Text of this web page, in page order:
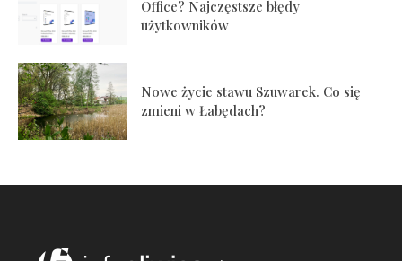
Office? Najczęstsze błędy
użytkowników
Nowe życie stawu Szuwarek. Co się
zmieni w Łabędach?